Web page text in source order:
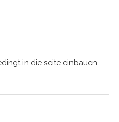
in die seite einbauen.